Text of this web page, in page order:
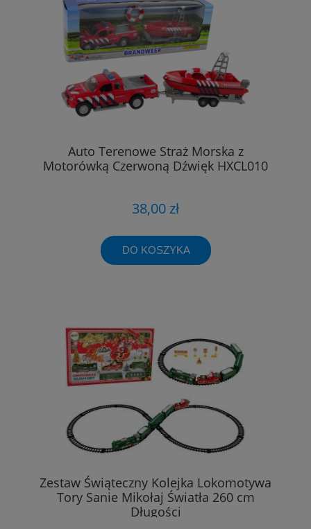
Auto Terenowe Straż Morska z
Motorówką Czerwoną Dźwięk HXCL010
38,00 zł
DO KOSZYKA
Zestaw Świąteczny Kolejka Lokomotywa
Tory Sanie Mikołaj Światła 260 cm
Długości